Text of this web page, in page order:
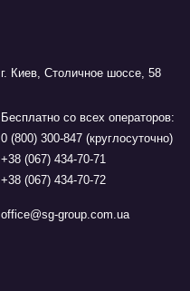
г. Киев, Столичное шоссе, 58
Бесплатно со всех операторов:
0 (800) 300-847 (круглосуточно)
+38 (067) 434-70-71
+38 (067) 434-70-72
office@sg-group.com.ua